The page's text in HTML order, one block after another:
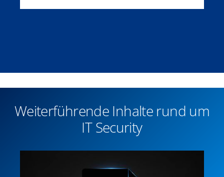
Weiterführende Inhalte rund um
IT Security